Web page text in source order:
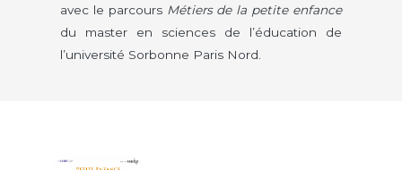
avec le parcours Métiers de la petite enfance
du master en sciences de l’éducation de
l’université Sorbonne Paris Nord.